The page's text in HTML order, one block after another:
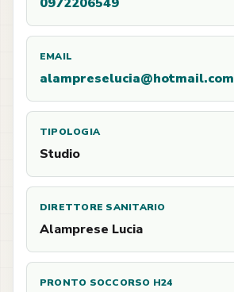
EMAIL
alampreselucia@hotmail.com
TIPOLOGIA
Studio
DIRETTORE SANITARIO
Alamprese Lucia
PRONTO SOCCORSO H24